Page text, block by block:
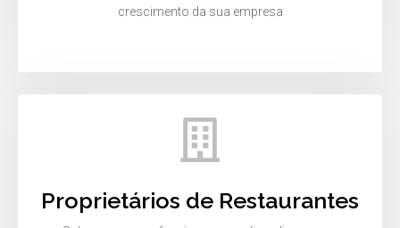
crescimento da sua empresa
Proprietários de Restaurantes